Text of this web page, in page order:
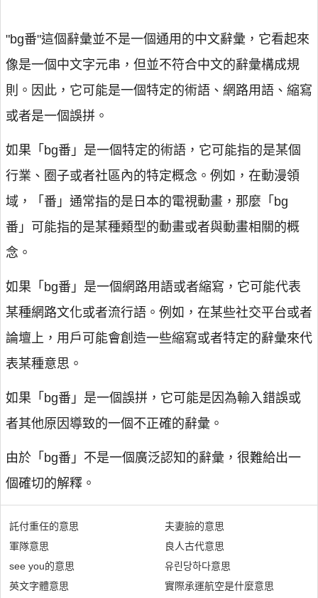
"bg番"這個辭彙並不是一個通用的中文辭彙，它看起來
像是一個中文字元串，但並不符合中文的辭彙構成規
則。因此，它可能是一個特定的術語、網路用語、縮寫
或者是一個誤拼。
如果「bg番」是一個特定的術語，它可能指的是某個
行業、圈子或者社區內的特定概念。例如，在動漫領
域，「番」通常指的是日本的電視動畫，那麼「bg
番」可能指的是某種類型的動畫或者與動畫相關的概
念。
如果「bg番」是一個網路用語或者縮寫，它可能代表
某種網路文化或者流行語。例如，在某些社交平台或者
論壇上，用戶可能會創造一些縮寫或者特定的辭彙來代
表某種意思。
如果「bg番」是一個誤拼，它可能是因為輸入錯誤或
者其他原因導致的一個不正確的辭彙。
由於「bg番」不是一個廣泛認知的辭彙，很難給出一
個確切的解釋。
託付重任的意思
軍隊意思
see you的意思
英文字體意思
夫妻臉的意思
良人古代意思
유린당하다意思
實際承運航空是什麼意思